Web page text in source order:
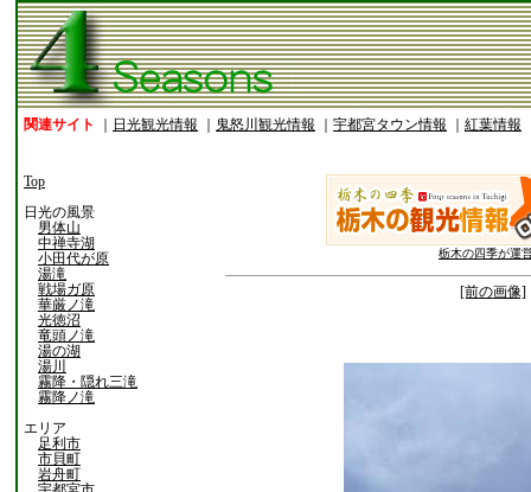
関連サイト 日光観光情報 鬼怒川観光情報 宇都宮タウン情報 紅葉情報
Top
日光の風景
男体山
中禅寺湖
小田代が原
湯滝
戦場ガ原
華厳ノ滝
光徳沼
竜頭ノ滝
湯の湖
湯川
霧降・隠れ三滝
霧降ノ滝
エリア
足利市
市貝町
岩舟町
栃木の四季が運
[前の画像]